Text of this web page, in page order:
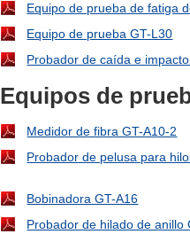
Equipo de prueba de fatiga
Equipo de prueba GT-L30
Probador de caída e
Equipos de
Medidor de fibra GT-A10-2
Probador de pelusa para
Bobinadora GT-A16
Probador de hilado de anillo